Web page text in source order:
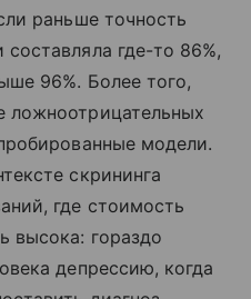
раньше точность
где-то 86%,
96%. Более того,
ложноотрицательных
модели.
скрининга
где стоимость
высока: гораздо
депрессию, когда